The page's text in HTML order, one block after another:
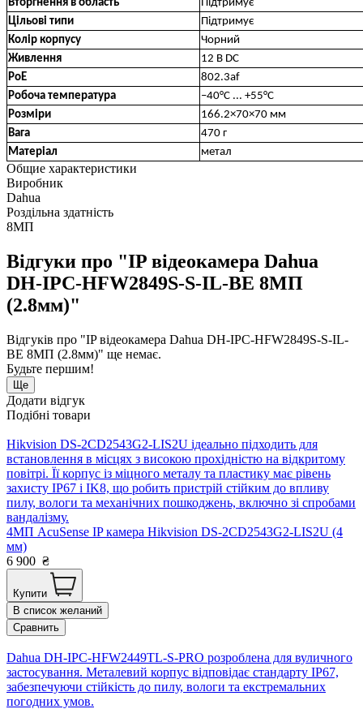
Вторгнення в область
Підтримує
Цільові типи
Підтримує
Колір корпусу
Чорний
Живлення
12 В DC
PoE
802.3af
Робоча температура
–40°C ... +55°C
Розміри
166.2×70×70 мм
Вага
470 г
Матеріал
метал
Общие характеристики
Виробник
Dahua
Роздільна здатність
8МП
Відгуки про "IP відеокамера Dahua
DH-IPC-HFW2849S-S-IL-BE 8МП
(2.8мм)"
Відгуків про "IP відеокамера Dahua DH-IPC-HFW2849S-S-IL-
BE 8МП (2.8мм)" ще немає.
Будьте першим!
Ще
Додати відгук
Подібні товари
Hikvision DS-2CD2543G2-LIS2U ідеально підходить для
встановлення в місцях з високою прохідністю на відкритому
повітрі. Її корпус із міцного металу та пластику має рівень
захисту IP67 і IK8, що робить пристрій стійким до впливу
пилу, вологи та механічних пошкоджень, включно зі спробами
вандалізму.
4МП AcuSense IP камера Hikvision DS-2CD2543G2-LIS2U (4
мм)
6 900 ₴
Купити
В список желаний
Сравнить
Dahua DH-IPC-HFW2449TL-S-PRO розроблена для вуличного
застосування. Металевий корпус відповідає стандарту IP67,
забезпечуючи стійкість до пилу, вологи та екстремальних
погодних умов.